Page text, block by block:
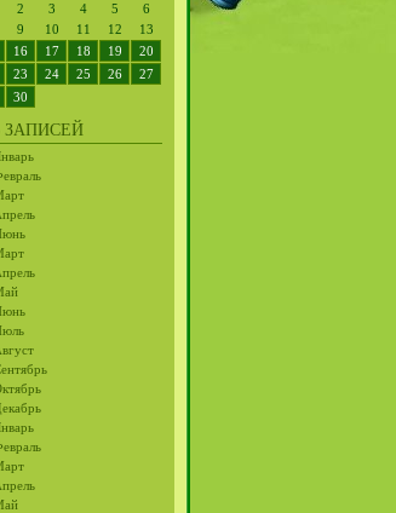
2 3 4 5
6
9 10 11 12
13
16 17 18 19
20
23 24 25 26
27
30
ЗАПИСЕЙ